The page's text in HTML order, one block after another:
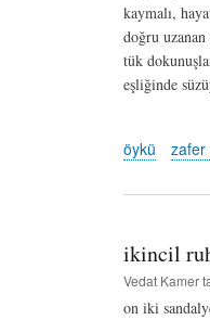
kaymalı,
doğru
tük
eşliğinde
öykü zafer
ikincil
Vedat Kamer
on iki